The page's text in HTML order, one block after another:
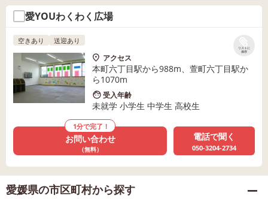
愛YOUわくわく広場
リストに
保存
空きあり 送迎あり
アクセス
本町六丁目駅から988m、萱町六丁目駅か
ら1070m
受入年齢
未就学 小学生 中学生 高校生
1分で完了！
お問い合わせ
（無料）
電話で聞く
050-3204-2734
愛媛県の市区町村から探す